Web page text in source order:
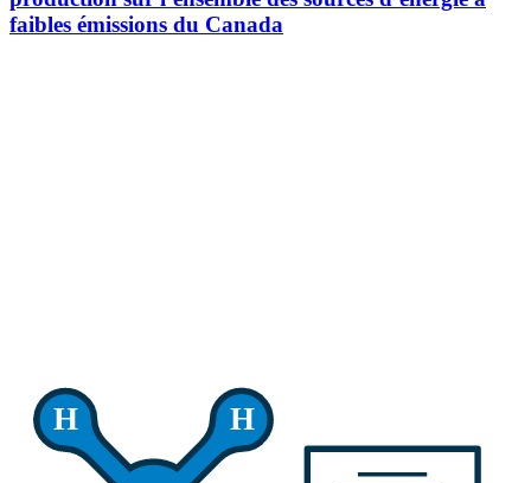
faibles émissions du Canada
H H